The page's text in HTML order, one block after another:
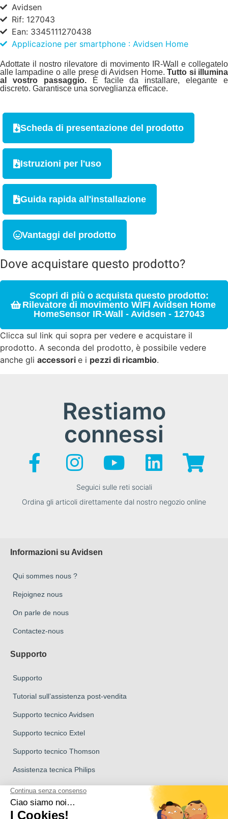
Avidsen
Rif: 127043
Ean: 3345111270438
Applicazione per smartphone : Avidsen Home
Adottate il nostro rilevatore di movimento IR-Wall e collegatelo
alle lampadine o alle prese di Avidsen Home.Tutto si illumina
al vostro passaggio.È facile da installare, elegante e
discreto. Garantisce una sorveglianza efficace.
Scheda di presentazione del prodotto
Istruzioni per l'uso
Guida rapida all'installazione
Vantaggi del prodotto
Dove acquistare questo prodotto?
Scopri di più o acquista questo prodotto:
Rilevatore di movimento WIFI Avidsen Home
HomeSensor IR-Wall - Avidsen - 127043
Clicca sul link qui sopra per vedere e acquistare il
prodotto. A seconda del prodotto, è possibile vedere
anche gli accessori e i pezzi di ricambio.
Restiamo
connessi
Seguici sulle reti sociali
Ordina gli articoli direttamente dal nostro negozio online
Informazioni su Avidsen
Qui sommes nous ?
Rejoignez nous
On parle de nous
Contactez-nous
Supporto
Supporto
Tutorial sull’assistenza post-vendita
Supporto tecnico Avidsen
Supporto tecnico Extel
Supporto tecnico Thomson
Assistenza tecnica Philips
Marchio del Gruppo Avidsen
Marchio Avidsen